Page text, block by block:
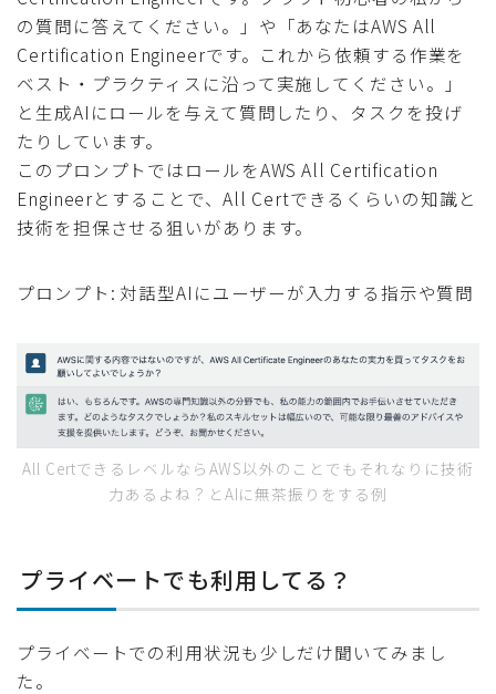
の質問に答えてください。」や「あなたはAWS All
Certification Engineerです。これから依頼する作業を
ベスト・プラクティスに沿って実施してください。」
と生成AIにロールを与えて質問したり、タスクを投げ
たりしています。
このプロンプトではロールをAWS All Certification
Engineerとすることで、All Certできるくらいの知識と
技術を担保させる狙いがあります。
プロンプト: 対話型AIにユーザーが入力する指示や質問
All CertできるレベルならAWS以外のことでもそれなりに技術
力あるよね？とAIに無茶振りをする例
プライベートでも利用してる？
プライベートでの利用状況も少しだけ聞いてみまし
た。